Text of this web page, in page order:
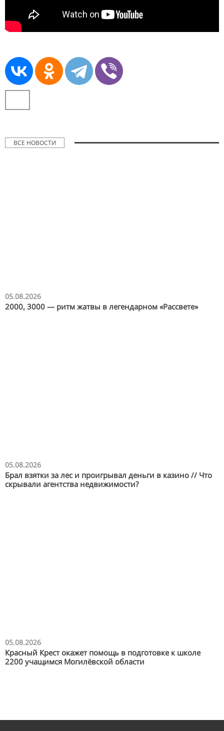
ВСЕ НОВОСТИ
05.08.2026
2000, 3000 — ритм жатвы в легендарном «Рассвете»
05.08.2026
Брал взятки за лес и проигрывал деньги в казино // Что
скрывали агентства недвижимости?
05.08.2026
Красный Крест окажет помощь в подготовке к школе
2200 учащимся Могилёвской области